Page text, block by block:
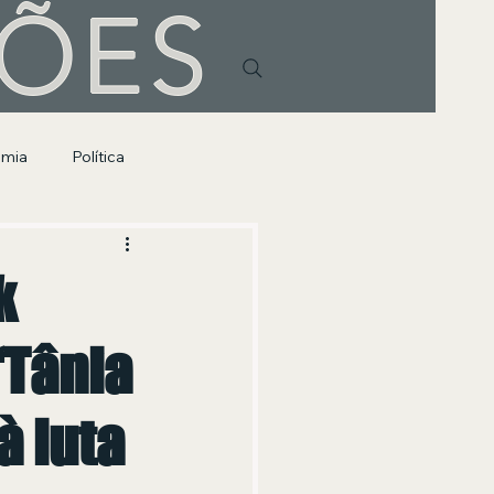
Política
luta